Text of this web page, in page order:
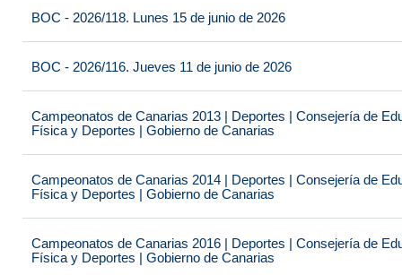
BOC - 2026/118. Lunes 15 de junio de 2026
BOC - 2026/116. Jueves 11 de junio de 2026
Campeonatos de Canarias 2013 | Deportes | Consejería de
Física y Deportes | Gobierno de Canarias
Campeonatos de Canarias 2014 | Deportes | Consejería de
Física y Deportes | Gobierno de Canarias
Campeonatos de Canarias 2016 | Deportes | Consejería de
Física y Deportes | Gobierno de Canarias